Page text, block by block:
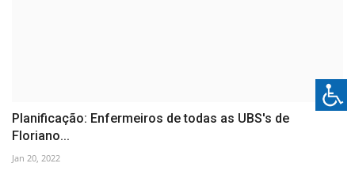
Planificação: Enfermeiros de todas as UBS's de
Floriano...
Jan 20, 2022